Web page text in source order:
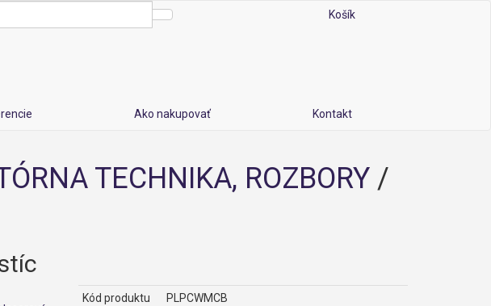
Košík
Ako nakupovať Kontakt
TECHNIKA, ROZBORY /
Kód produktu
PLPCWMCB